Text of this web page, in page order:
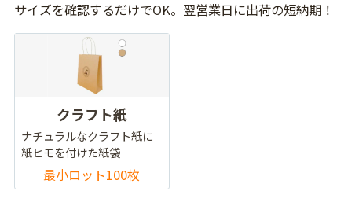
サイズを確認するだけでOK。翌営業日に出荷の短納期！
クラフト紙
ナチュラルなクラフト紙に
紙ヒモを付けた紙袋
最小ロット100枚